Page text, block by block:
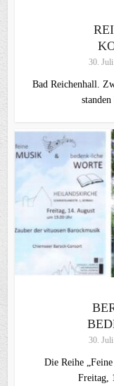
30.
Bad Reichenhall.
30.
Die Reihe
Freitag,